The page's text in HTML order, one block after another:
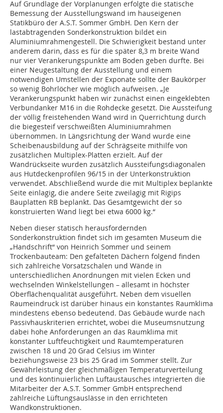
Auf Grundlage der Vorplanungen erfolgte die statische
Bemessung der Ausstellungswand im hauseigenen
Statikbüro der A.S.T. Sommer GmbH. Den Kern der
lastabtragenden Sonderkonstruktion bildet ein
Aluminiumrahmengestell. Die Schwierigkeit bestand unter
anderem darin, dass es für die später 8,3 m breite Wand
nur vier Verankerungspunkte am Boden geben durfte. Bei
einer Neugestaltung der Ausstellung und einem
notwendigen Umstellen der Exponate sollte der Baukörper
so wenig Bohrlöcher wie möglich aufweisen. „Je
Verankerungspunkt haben wir zunächst einen eingeklebten
Verbundanker M16 in die Rohdecke gesetzt. Die Aussteifung
der völlig freistehenden Wand wird in Querrichtung durch
die biegesteif verschweißten Aluminiumrahmen
übernommen. In Längsrichtung der Wand wurde eine
Scheibenausbildung auf der Schrägseite mithilfe von
zusätzlichen Multiplex-Platten erzielt. Auf der
Wandrückseite wurden zusätzlich Aussteifungsdiagonalen
aus Hutdeckenprofilen 96/15 in der Unterkonstruktion
verwendet. Abschließend wurde die mit Multiplex beplankte
Seite einlagig, die andere Seite zweilagig mit Rigips
Bauplatten RB beplankt. Das Gesamtgewicht der so
konstruierten Wand liegt bei etwa 6000 kg.“
Neben dieser statisch herausfordernden
Sonderkonstruktion findet sich im gesamten Museum die
„Handschrift“ von Heinrich Sommer und seinem
Trockenbauteam: Den gefalteten Dächern folgend finden
sich zahlreiche Vorsatzschalen und Wände in
unterschiedlichen Anordnungen mit vielen Ecken und
wechselnden Winkelstellungen – allesamt in höchster
Oberflächenqualität ausgeführt. Neben dem visuellen
Raumeindruck ist darüber hinaus ein konstantes Raumklima
mindestens ebenso bedeutend. Das Gebäude wurde nach
Passivhauskriterien errichtet, wobei die Museumsnutzung
dabei hohe Anforderungen an das Raumklima mit
konstanter Luftfeuchtigkeit und Raumtemperaturen
zwischen 18 und 20 Grad Celsius im Winter
beziehungsweise 23 bis 25 Grad im Sommer stellt. Zur
Gewährleistung der gleichmäßigen Temperaturverteilung
und des kontinuierlichen Luftaustausches integrierten die
Mitarbeiter der A.S.T. Sommer GmbH entsprechend
zahlreiche Lüftungsauslässe in den errichteten
Wandkonstruktionen.